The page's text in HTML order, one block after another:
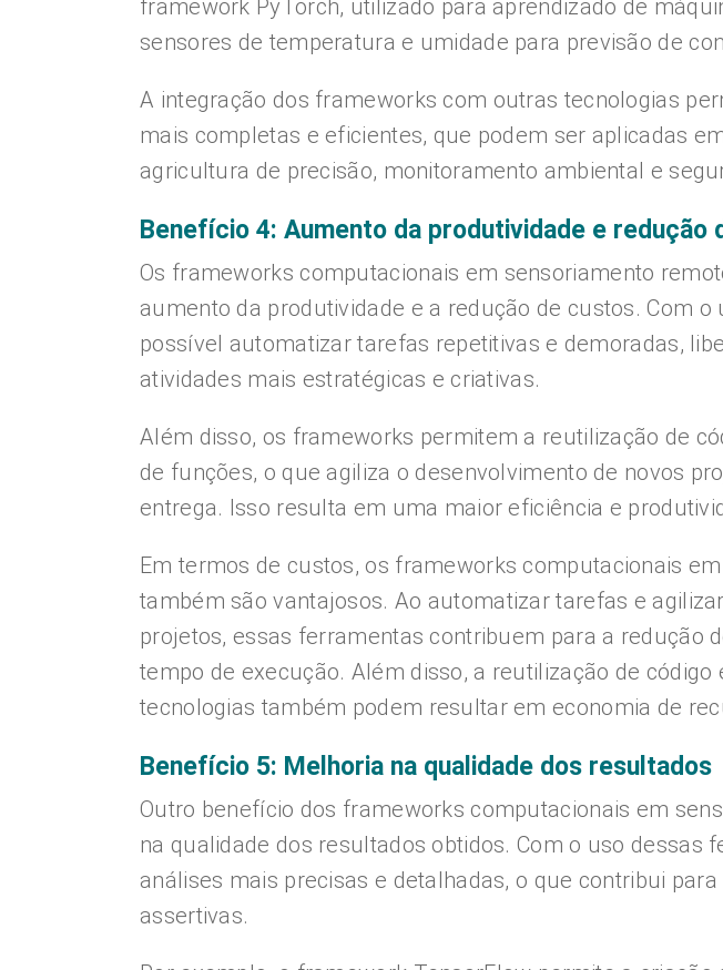
framework PyTorch, utilizado para aprendizado de
sensores de temperatura e umidade para previsão de
A integração dos frameworks com outras tecnologias
mais completas e eficientes, que podem ser aplicadas
agricultura de precisão, monitoramento ambiental e
Benefício 4: Aumento da produtividade e redução
Os frameworks computacionais em sensoriamento
aumento da produtividade e a redução de custos. Com
possível automatizar tarefas repetitivas e demoradas,
atividades mais estratégicas e criativas.
Além disso, os frameworks permitem a reutilização de
de funções, o que agiliza o desenvolvimento de novos
entrega. Isso resulta em uma maior eficiência e
Em termos de custos, os frameworks computacionais
também são vantajosos. Ao automatizar tarefas e
projetos, essas ferramentas contribuem para a redução
tempo de execução. Além disso, a reutilização de
tecnologias também podem resultar em economia de
Benefício 5: Melhoria na qualidade dos resultados
Outro benefício dos frameworks computacionais em
na qualidade dos resultados obtidos. Com o uso dessas
análises mais precisas e detalhadas, o que contribui
assertivas.